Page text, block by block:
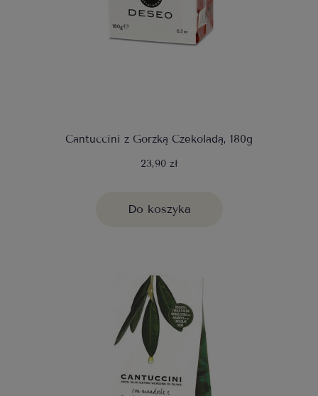
Cantuccini z Gorzką Czekoladą, 180g
23,90 zł
Do koszyka